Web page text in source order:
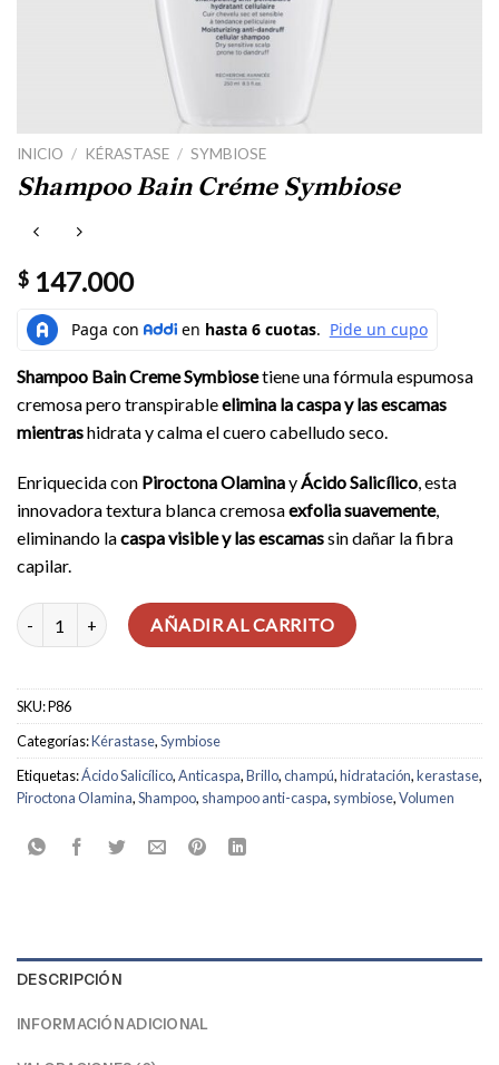
INICIO / KÉRASTASE / SYMBIOSE
Shampoo Bain Créme Symbiose
$ 147.000
Shampoo Bain Creme Symbiosetiene una fórmula espumosa
cremosa pero transpirableelimina la caspa y las escamas
mientrashidrata y calma el cuero cabelludo seco.
Enriquecida con Piroctona OlaminayÁcido Salicílico, esta
innovadora textura blanca cremosaexfolia suavemente,
eliminando lacaspa visible y las escamassin dañar la fibra
capilar.
Shampoo Bain Créme Symbiose cantidad
AÑADIR AL CARRITO
SKU:P86
Categorías:Kérastase,Symbiose
Etiquetas:Ácido Salicílico,Anticaspa,Brillo,champú,hidratación,kerastase,
Piroctona Olamina,Shampoo, shampoo anti-caspa, symbiose,Volumen
DESCRIPCIÓN
INFORMACIÓN ADICIONAL